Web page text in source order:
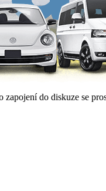
zapojení do diskuze se